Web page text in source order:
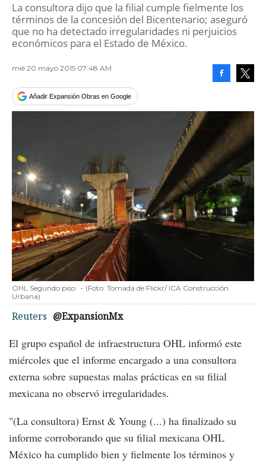
La consultora dijo que la filial cumple fielmente los
términos de la concesión del Bicentenario; aseguró
que no ha detectado irregularidades ni perjuicios
económicos para el Estado de México.
mié 20 mayo 2015 07:48 AM
Añadir Expansión Obras en Google
OHL Segundo piso - (Foto: Tomada de Flickr/ ICA Construcción
Urbana)
Reuters @ExpansionMx
El grupo español de infraestructura OHL informó este
miércoles que el informe encargado a una consultora
externa sobre supuestas malas prácticas en su filial
mexicana no observó irregularidades.
"(La consultora) Ernst & Young (...) ha finalizado su
informe corroborando que su filial mexicana OHL
México ha cumplido bien y fielmente los términos y